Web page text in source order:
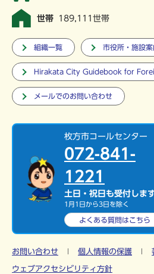
世帯 189,111世帯
組織一覧 市役所・施設案
Hirakata City Guidebook for
メールでのお問い合わせ
枚方市コールセンター
072-841-
1221
土日・祝日も受付しま
1月1日から3日を除く
よくある質問はこちら
お問い合わせ 個人情報の保護
ウェブアクセシビリティ方針